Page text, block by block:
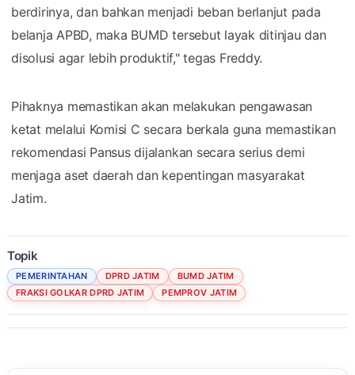
berdirinya, dan bahkan menjadi beban berlanjut pada
belanja APBD, maka BUMD tersebut layak ditinjau dan
disolusi agar lebih produktif," tegas Freddy.
Pihaknya memastikan akan melakukan pengawasan
ketat melalui Komisi C secara berkala guna memastikan
rekomendasi Pansus dijalankan secara serius demi
menjaga aset daerah dan kepentingan masyarakat
Jatim.
Topik
PEMERINTAHAN DPRD JATIM
BUMD JATIM
FRAKSI GOLKAR DPRD JATIM
PEMPROV JATIM